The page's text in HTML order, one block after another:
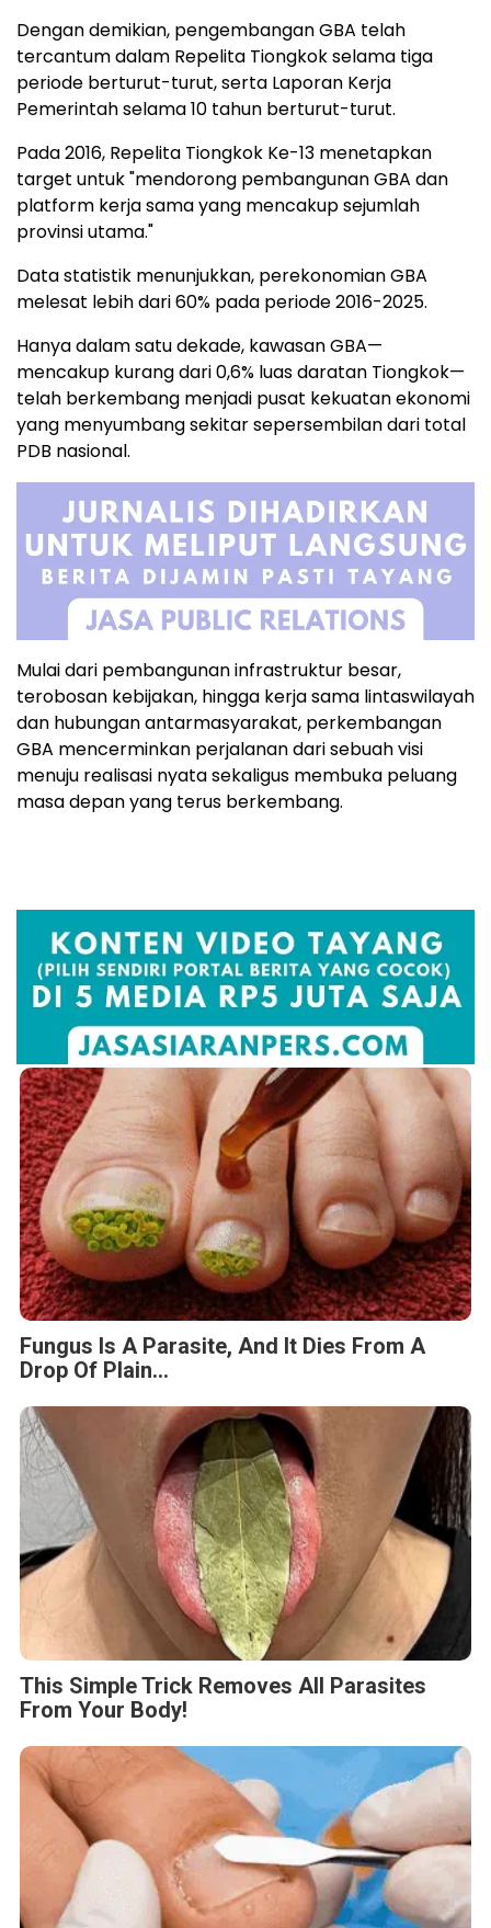
Dengan demikian, pengembangan GBA telah
tercantum dalam Repelita Tiongkok selama tiga
periode berturut-turut, serta Laporan Kerja
Pemerintah selama 10 tahun berturut-turut.
Pada 2016, Repelita Tiongkok Ke-13 menetapkan
target untuk "mendorong pembangunan GBA dan
platform kerja sama yang mencakup sejumlah
provinsi utama."
Data statistik menunjukkan, perekonomian GBA
melesat lebih dari 60% pada periode 2016-2025.
Hanya dalam satu dekade, kawasan GBA—
mencakup kurang dari 0,6% luas daratan Tiongkok—
telah berkembang menjadi pusat kekuatan ekonomi
yang menyumbang sekitar sepersembilan dari total
PDB nasional.
Mulai dari pembangunan infrastruktur besar,
terobosan kebijakan, hingga kerja sama lintaswilayah
dan hubungan antarmasyarakat, perkembangan
GBA mencerminkan perjalanan dari sebuah visi
menuju realisasi nyata sekaligus membuka peluang
masa depan yang terus berkembang.
Fungus Is A Parasite, And It Dies From A
Drop Of Plain...
This Simple Trick Removes All Parasites
From Your Body!